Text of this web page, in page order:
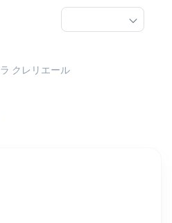
ラ クレリエール